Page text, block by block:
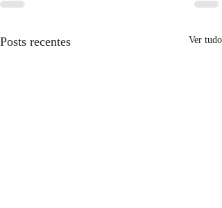
Posts recentes Ver tudo